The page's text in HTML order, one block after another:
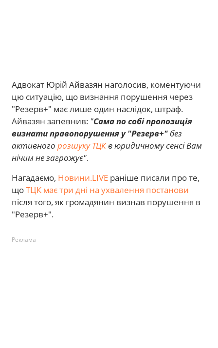
Адвокат Юрій Айвазян наголосив, коментуючи
цю ситуацію, що визнання порушення через
"Резерв+" має лише один наслідок, штраф.
Айвазян запевнив: "Сама по собі пропозиція
визнати правопорушення у "Резерв+"без
активного розшуку ТЦКв юридичному сенсі Вам
нічим не загрожує".
Нагадаємо, Новини.LIVE раніше писали про те,
щоТЦК має три дні на ухвалення постанови
після того, як громадянин визнав порушення в
"Резерв+".
Реклама